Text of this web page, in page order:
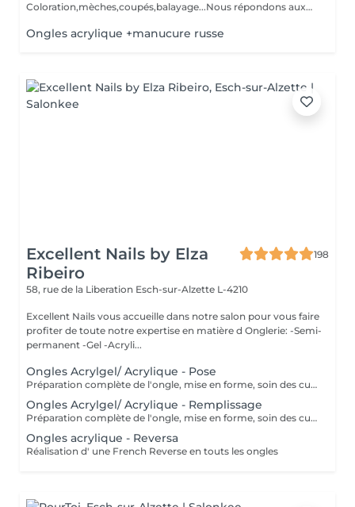
Coloration,mèches,coupés,balayage...Nous répondons aux
Ongles acrylique +manucure russe
Excellent Nails by Elza
Ribeiro
198
58, rue de la Liberation Esch-sur-Alzette L-4210
Excellent Nails vous accueille dans notre salon pour vous faire
profiter de toute notre expertise en matière d Onglerie: -Semi-
permanent -Gel -Acryli...
Ongles Acrylgel/ Acrylique - Pose
Préparation complète de l'ongle, mise en forme, soin des cuticules et pose acrylique avec la couleur de votre choix.
Ongles Acrylgel/ Acrylique - Remplissage
Préparation complète de l'ongle, mise en forme, soin des cuticules et remplissage acrylique avec la couleur de votre choix.
Ongles acrylique - Reversa
Réalisation d' une French Reverse en touts les ongles